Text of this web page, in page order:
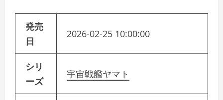
発売
日
2026-02-25 10:00:00
シリ
ーズ
宇宙戦艦ヤマト